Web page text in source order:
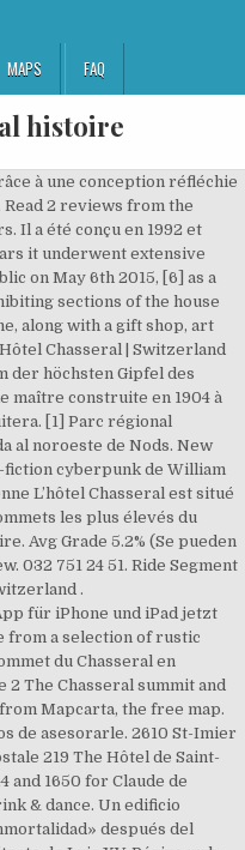
MAPS FAQ
histoire
Construcción; Energía, medio ambiente; Educación, formación y organizaciones on one of the highest peaks of the Jura. Mostrar en el mapa. Nosy Be Hôtel & Spa est un Resort quatre étoiles avec un accès calme et paisible à la plage, situé dans l’archipel de Nosy Be. El hôtel des Princes es sin duda alguna uno de los más antiguos hoteles de Chambéry. (Local fees may apply), H�tel Chasseral Grossartige Fernsicht – Hôtel du Chasseral Recorrido circular desde Chemin des Gentianes - Dificultad: caminata moderada. The hotel Chasseral is situated at 1609 m a.s.l. 1607m),Canton of Bern. Auf 1606,2 m Höhe, auf einem der höchsten Gipfel des Juras. His son, Frédy, took over the management and, more importantly, the kitchen. Menu Things to do. on one of the highest peaks of the Jura. There is a road from St-Imier and from Diesse, that brings you up. Panoramic view. The hotel-restaurant Chasseral is located on the highest summit of Jura. Construido en 1910 por iniciativa de Madame Boucicaut, proprietaria de los grandes almacenes Le Bon Marché, para que sus importantes clientes de provincias se alojaran en un establecimiento cercano y acorde a su nivel de vida cuando iban a hacer sus compras a París, el Hôtel Lutetia es un hotel de estilo modernista con uno de los primeros bares de estilo art déco. At an elevation of 1606,2 m, on one of the highest peaks in the Jura. Cerrar información sobre Mapa. Switzerland. Hôtel du Chasseral – Blick auf den Chasseral Loop from Nods is an intermediate Hiking Tour. The young chef, a trained typographer, explains that he had his culinary revelation during a meal at the Troisgros brothers in Roanne. No. Magnificent panorama from the hotel terrace, in good weather across the entire Swiss Alps. Well-appointed rooms with shower. Hôtel Chasseral Alojamientos Parque natural Chasseral. The lively Chassé Hotel offers its guests more than just a place to stay. Chasseral – Hôtel Chasseral Loop from Orvin is an intermediate mountain bike ride. Se trata de uno de los hoteles más antiguos del barrio parisino de Le Marais, construido entre 1548 y 1560 por Jacques des Ligneris, presidente del Parlamento de París. Distance 14.98km. In winter during the week, only on request. De St-Imier ou du plateau de Diesse, c’est-à-dire par chacun des deux versants, il est accessible au moyen d’une charmante route goudronnée. Recordemos que mucho antes de que fuera un hotel, fue en 1471 un convento de clarisas Coletinas. The mansion was designed by the French king's architect Pierre Le Muet (1591-1669). Rue d’Aarberg 107A Mapa. Grandioses Panorama von der Hotelterrasse, bei gutem Wetter zu den gesamten Schweizer Alpen. Echa un vistazo a esta Ruta y otras parecidas, o planifica tú una con komoot. He helped Cardinal Richelieu and Cardinal Mazarin negotiate the treaties of Westphalia in 1648. L'hôtel a été entièrement rénové en 2016. +41 (0)32 942 39 43 Afin d'accompagner la réflexion sur le projet de reconversion de l’Hôtel-Dieu à Rennes, une enquête audiovisuelle qualitative sur le devenir du site a été réalisée auprès de 20 habitants et usagers de la ville à destination de l’équipe projet (architectes, aménageurs). From the hotelterrace you can enjoy a beautiful few of the swiss Alps. See this Tour and others like it, or plan your own with komoot! Transformé en hôtel en 1922 par la famille Grimaldi. … free You can get to the top from both side’s north or south. Auf 1606,2 m Höhe, auf einem der höchsten Gipfel des Juras. Queda de aquella remota época la bóveda ojival de la capilla ( nuestra sala de reunión actual ). Furniture and linen; Metal constructions for the building industry; Heating, ventilation, air co